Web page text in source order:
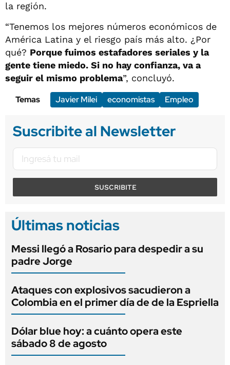
la región.
“Tenemos los mejores números económicos de
América Latina y el riesgo país más alto. ¿Por
qué? Porque fuimos estafadores seriales y la
gente tiene miedo. Si no hay confianza, va a
seguir el mismo problema”, concluyó.
Temas
Javier Milei economistas Empleo
Suscribite al Newsletter
SUSCRIBITE
Últimas noticias
Messi llegó a Rosario para despedir a su
padre Jorge
Ataques con explosivos sacudieron a
Colombia en el primer día de de la Espriella
Dólar blue hoy: a cuánto opera este
sábado 8 de agosto